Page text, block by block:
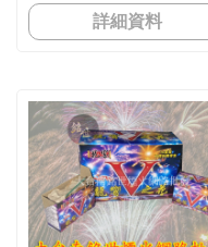
詳細資料